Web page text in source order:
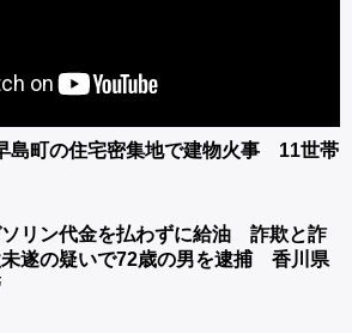
島町の住宅密集地で建物火事 11世帯
ソリン代金を払わずに給油 詐欺と詐
遂の疑いで72歳の男を逮捕 香川県